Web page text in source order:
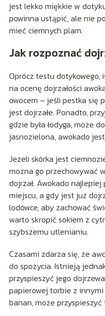
jest lekko miękkie w
powinna ustąpić, ale nie
mieć ciemnych plam.
Jak rozpoznać
Oprócz testu dotykowego,
na ocenę dojrzałości
owocem – jeśli pestka się
jest dojrzałe. Ponadto,
gdzie była łodyga, może
jasnozielona, awokado
Jeżeli skórka jest
można go przechowywać
dojrzał. Awokado
miejscu, a gdy jest już
lodówce, aby zachować
warto skropić sokiem z
szybszemu utlenianiu.
Czasami zdarza się, że
do spożycia. Istnieją
przyspieszyć jego
papierowej torbie z innymi
banan, może przyspieszyć